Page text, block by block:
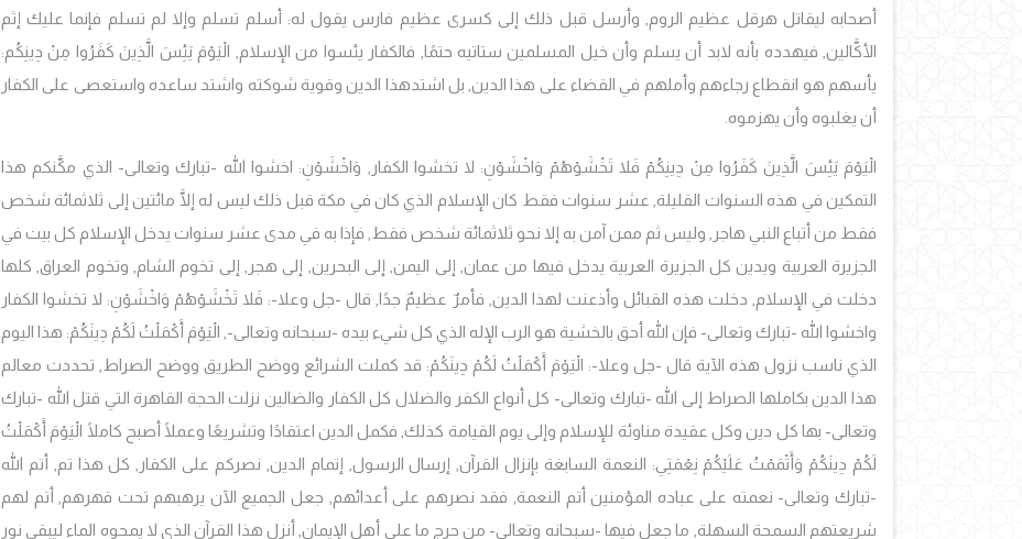
أصحابه ليقاتل هرقل عظيم الروم, وأرسل قبل ذلك إلى كسرى عظيم فارس يقول له: أسلم تسلم وإلا لم تسلم فإنما عليك إثم
الأكَّالين, فيهدده بأنه لابد أن يسلم وأن خيل المسلمين ستاتيه حتمًا, فالكفار يئسوا من الإسلام, الْيَوْمَ يَئِسَ الَّذِينَ كَفَرُوا مِنْ دِينِكُم:
يأسهم هو انقطاع رجاءهم وأملهم في القضاء على هذا الدين, بل اشتدهذا الدين وقوية شوكته واشتد ساعده واستعصى على الكفار
أن يغلبوه وأن يهزموه.
الْيَوْمَ يَئِسَ الَّذِينَ كَفَرُوا مِنْ دِينِكُمْ فَلا تَخْشَوْهُمْ وَاخْشَوْنِ: لا تخشوا الكفار, وَاخْشَوْنِ: اخشوا الله -تبارك وتعالى- الذي مكَّنكم هذا
التمكين في هذه السنوات القليلة, عشر سنوات فقط كان الإسلام الذي كان في مكة قبل ذلك ليس له إلَّا مائتين إلى ثلاثمائة شخص
فقط من أتباع النبي هاجر, وليس ثم ممن آمن به إلا نحو ثلاثمائة شخص فقط, فإذا به في مدى عشر سنوات يدخل الإسلام كل بيت في
الجزيرة العربية ويدين كل الجزيرة العربية يدخل فيها من عمان, إلى اليمن, إلى البحرين, إلى هجر, إلى تخوم الشام, وتخوم العراق, كلها
دخلت في الإسلام, دخلت هذه القبائل وأذعنت لهذا الدين, فأمرٌ عظيمٌ جدًا, قال -جل وعلا-: فَلا تَخْشَوْهُمْ وَاخْشَوْنِ: لا تخشوا الكفار
واخشوا الله -تبارك وتعالى- فإن الله أحق بالخشية هو الرب الإله الذي كل شيء بيده -سبحانه وتعالى-, الْيَوْمَ أَكْمَلْتُ لَكُمْ دِينَكُمْ: هذا اليوم
الذي ناسب نزول هذه الآية قال -جل وعلا-: الْيَوْمَ أَكْمَلْتُ لَكُمْ دِينَكُمْ: قد كملت الشرائع ووضح الطريق ووضح الصراط, تحددت معالم
هذا الدين بكاملها الصراط إلى الله -تبارك وتعالى- كل أنواع الكفر والضلال كل الكفار والضالين نزلت الحجة القاهرة التي قتل الله -تبارك
وتعالى- بها كل دين وكل عقيدة مناوئة للإسلام وإلى يوم القيامة كذلك, فكمل الدين اعتقادًا وتشريعًا وعملًا أصبح كاملًا الْيَوْمَ أَكْمَلْتُ
لَكُمْ دِينَكُمْ وَأَتْمَمْتُ عَلَيْكُمْ نِعْمَتِي: النعمة السابغة بإنزال القرآن, إرسال الرسول, إتمام الدين, نصركم على الكفار, كل هذا تم, أتم الله
-تبارك وتعالى- نعمته على عباده المؤمنين أتم النعمة, فقد نصرهم على أعدائهم, جعل الجميع الآن يرهبهم تحت قهرهم, أتم لهم
شريعتهم السمحة السهلة, ما جعل فيها -سبحانه وتعالى- من حرج ما على أهل الإيمان, أنزل هذا القرآن الذي لا يمحوه الماء ليبقى نور